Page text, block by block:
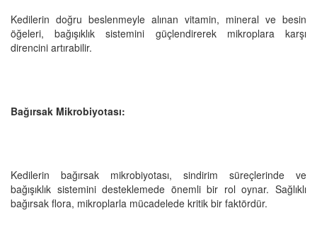
Kedilerin doğru beslenmeyle alınan vitamin, mineral ve besin
öğeleri, bağışıklık sistemini güçlendirerek mikroplara karşı
direncini artırabilir.
Bağırsak Mikrobiyotası:
Kedilerin bağırsak mikrobiyotası, sindirim süreçlerinde ve
bağışıklık sistemini desteklemede önemli bir rol oynar. Sağlıklı
bağırsak flora, mikroplarla mücadelede kritik bir faktördür.